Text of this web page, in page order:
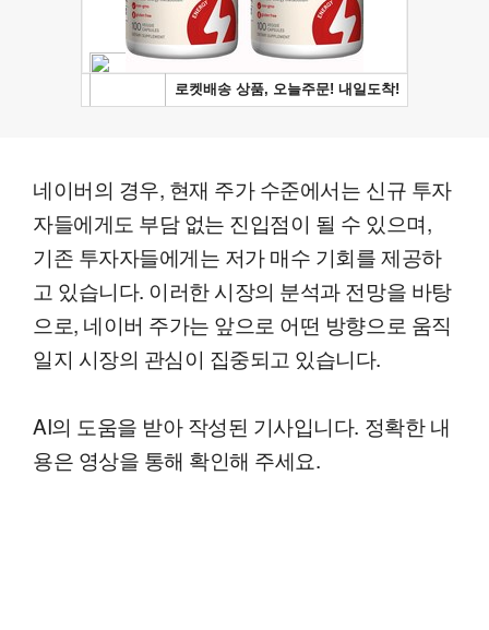
네이버의 경우, 현재 주가 수준에서는 신규 투자
자들에게도 부담 없는 진입점이 될 수 있으며,
기존 투자자들에게는 저가 매수 기회를 제공하
고 있습니다. 이러한 시장의 분석과 전망을 바탕
으로, 네이버 주가는 앞으로 어떤 방향으로 움직
일지 시장의 관심이 집중되고 있습니다.
AI의 도움을 받아 작성된 기사입니다. 정확한 내
용은 영상을 통해 확인해 주세요.